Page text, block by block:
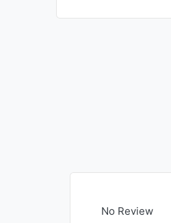
No Review